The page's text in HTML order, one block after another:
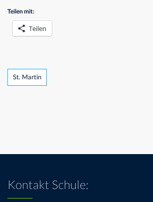
Teilen mit:
Teilen
Tags
St. Martin
Kontakt Schule: